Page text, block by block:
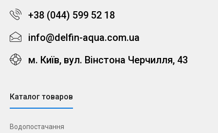
+38 (044) 599 52 18
info@delfin-aqua.com.ua
м. Київ, вул. Вінстона Черчилля, 43
Каталог товаров
Водопостачання